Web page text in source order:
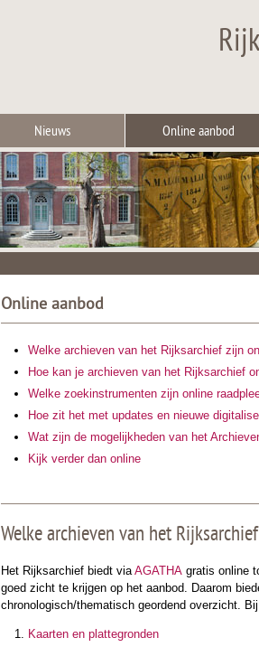
Nieuws Online aanbod
Online aanbod
Welke archieven van het Rijksarchief zijn
Hoe kan je archieven van het Rijksarchief
Welke zoekinstrumenten zijn online
Hoe zit het met updates en nieuwe
Wat zijn de mogelijkheden van het
Kijk verder dan online
Welke archieven van het
Het Rijksarchief biedt viaAGATHA gratis online
goed zicht te krijgen op het aanbod. Daarom
chronologisch/thematisch geordend overzicht.
Kaarten en plattegronden